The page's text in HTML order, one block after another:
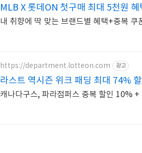
MLB X 롯데ON 첫구매 최대 5천원 혜
내 취향에 딱 맞는 브랜드별 혜택+중복
https://department.lotteon.com 광고
라스트 역시즌 위크 패딩 최대 74%
캐나다구스, 파라점퍼스 중복 할인 10%